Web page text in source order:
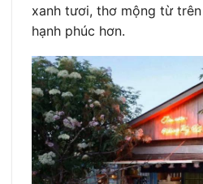
xanh tươi, thơ mộng từ
hạnh phúc hơn.